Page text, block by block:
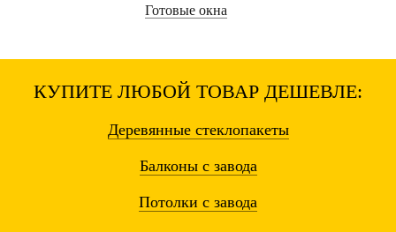
Готовые окна
КУПИТЕ ЛЮБОЙ ТОВАР ДЕШЕВЛЕ:
Деревянные стеклопакеты
Балконы с завода
Потолки с завода